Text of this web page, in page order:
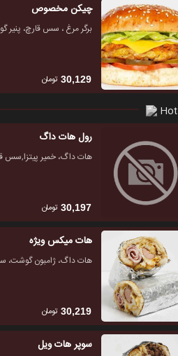
چیکن مخصوص
برگر مرغ ، سس قارچ،
30,129 تومان
رول هات داگ
هات داگ، خمیر
30,197 تومان
هات میکس ویژه
هات داگ، ژامبون
30,219 تومان
سوپر هات ویل